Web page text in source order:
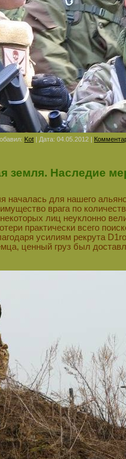
Kot | Дата: 04.05.2012 |
земля. Наследие
началась для нашего
врага по
лиц неуклонно
практически всего
усилиям рекрута
ценный груз был